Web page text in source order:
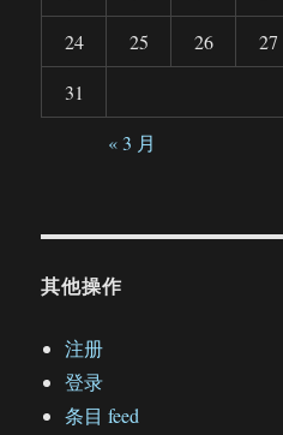
24
25 26 27
31
« 3 月
其他操作
注册
登录
条目 feed